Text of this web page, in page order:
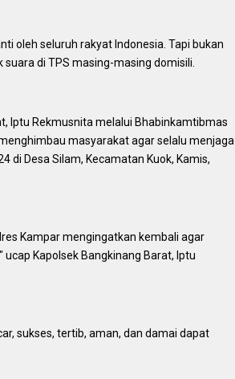
oleh seluruh rakyat Indonesia. Tapi bukan
di TPS masing-masing domisili.
Iptu Rekmusnita melalui Bhabinkamtibmas
masyarakat agar selalu menjaga
di Desa Silam, Kecamatan Kuok, Kamis,
Kampar mengingatkan kembali agar
Kapolsek Bangkinang Barat, Iptu
sukses, tertib, aman, dan damai dapat